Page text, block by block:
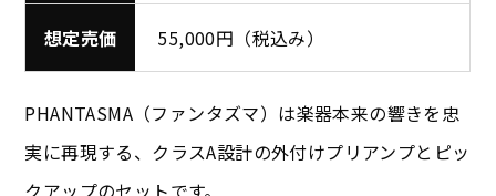
想定売価 55,000円（税込み）
PHANTASMA（ファンタズマ）は楽器本来の響きを忠
実に再現する、クラスA設計の外付けプリアンプとピッ
クアップのセットです。